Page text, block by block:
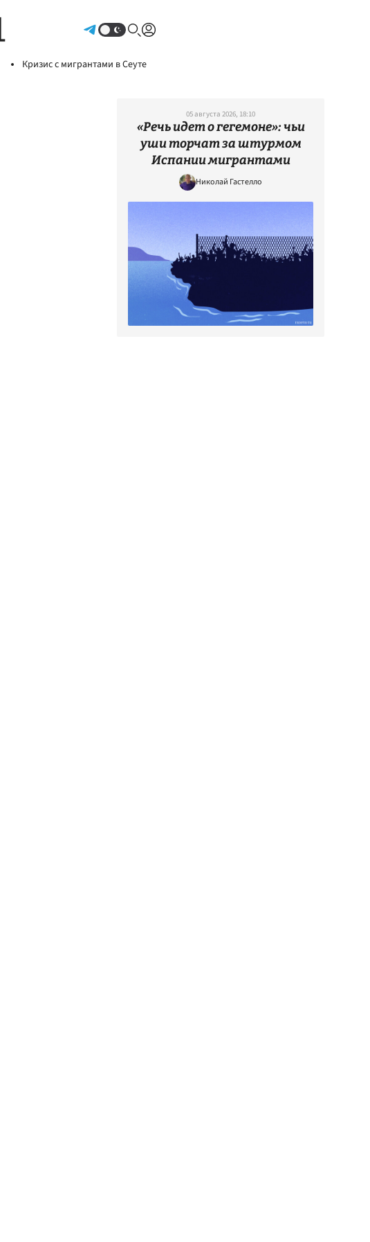
Кризис с мигрантами в Сеуте
05 августа 2026, 18:10
«Речь идет о гегемоне»: чьи
уши торчат за штурмом
Испании мигрантами
Николай Гастелло